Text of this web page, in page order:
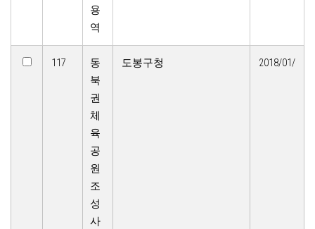
용
역
117
동
북
권
체
육
공
원
조
성
사
도봉구청 2018/01/